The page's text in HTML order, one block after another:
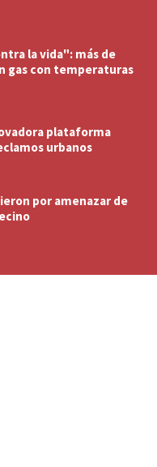
la vida": más de
gas con temperaturas
plataforma
urbanos
por amenazar de